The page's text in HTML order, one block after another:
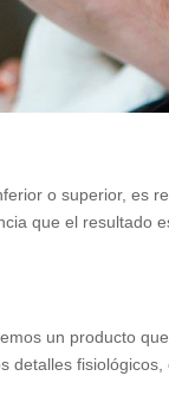
o superior, es
que el resultado
un producto
fisiológicos,